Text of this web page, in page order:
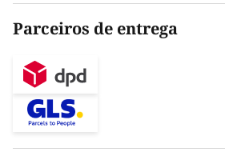
Parceiros de entrega